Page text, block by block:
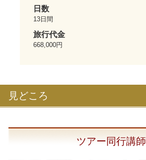
日数
13 日間
旅行代金
668,000円
見どころ
ツアー同行講師